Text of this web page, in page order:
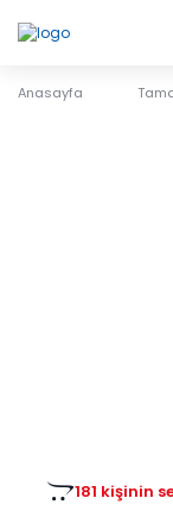
Anasayfa
181 kişinin